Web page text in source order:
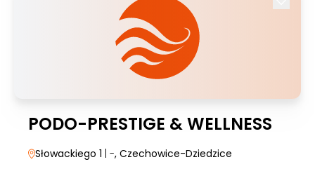
PODO-PRESTIGE & WELLNESS
Słowackiego 1 | -, Czechowice-Dziedzice